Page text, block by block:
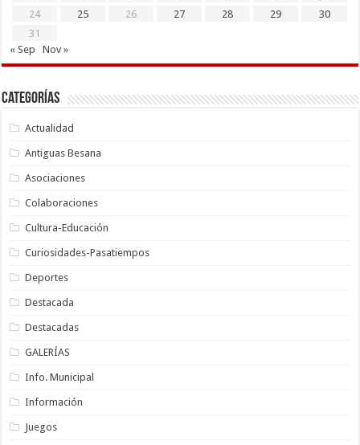
24
25 26 27 28 29
30
31
« Sep
Nov »
Categorías
Actualidad
Antiguas Besana
Asociaciones
Colaboraciones
Cultura-Educación
Curiosidades-Pasatiempos
Deportes
Destacada
Destacadas
GALERÍAS
Info. Municipal
Información
Juegos